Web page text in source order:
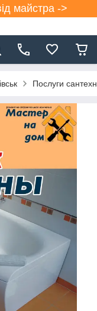
майстра ->
Послуги